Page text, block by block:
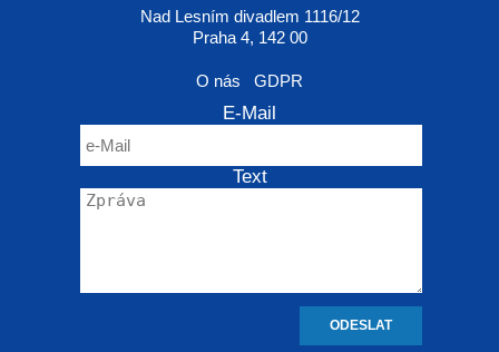
Nad Lesním divadlem 1116/12
Praha 4, 142 00
O nás GDPR
E-Mail
Text
ODESLAT